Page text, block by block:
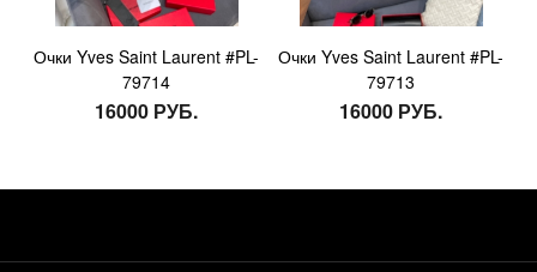
Очки Yves Saint Laurent #PL-
79714
16000 РУБ.
Очки Yves Saint Laurent #PL-
79713
16000 РУБ.